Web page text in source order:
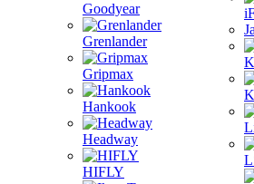
Goodyear
Grenlander
Gripmax
Hankook
Headway
HIFLY